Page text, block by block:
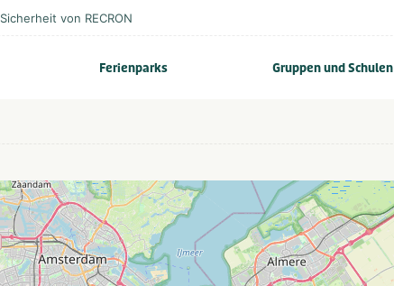
Sicherheit von RECRON
Ferienparks Gruppen und Schulen